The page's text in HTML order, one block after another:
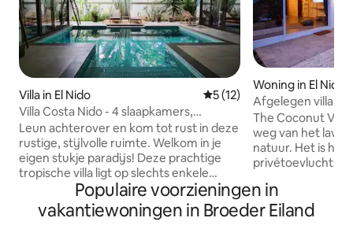
Villa in El Nido Gemiddelde beoordeling
5 (12)
Villa Costa Nido - 4 slaapkamers,
privézwembad, binnenplaats
Leun achterover en kom tot rust in deze
rustige, stijlvolle ruimte. Welkom in je
eigen stukje paradijs! Deze prachtige
tropische villa ligt op slechts enkele
minuten van het strand en biedt de
perfecte mix van luxe, comfort en
eilandsfeer. Kom om te ontspannen, te
Woning in El Nido
Afgelegen villa
Nido
The Coconut
weg van het
natuur. Het is het
alleen om te zien. Geen drukke straten.
Geen drukte.
Populaire voorzieningen in
vakantiewoningen in Broeder Eiland